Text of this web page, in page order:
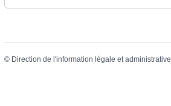
© Direction de l'information légale et administrative